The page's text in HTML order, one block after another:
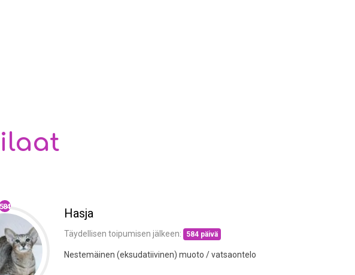
Hasja
Täydellisen toipumisen jälkeen: 584 päivä
Nestemäinen (eksudatiivinen) muoto / vatsaontelo